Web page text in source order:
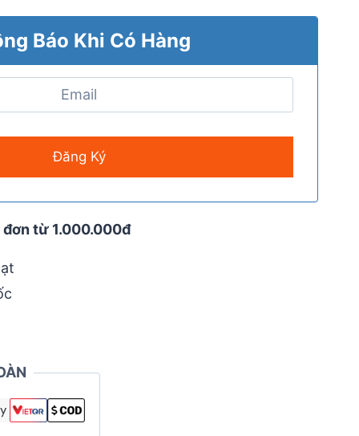
Báo Khi Có Hàng
đơn từ 1.000.000đ